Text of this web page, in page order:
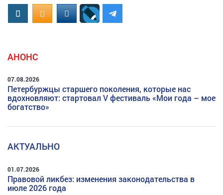
ВконтактеOK.RUMAIL.RU
АНОНС
07.08.2026
Петербуржцы старшего поколения, которые нас
вдохновляют: стартовал V фестиваль «Мои года – мое
богатство»
АКТУАЛЬНО
01.07.2026
Правовой ликбез: изменения законодательства в
июле 2026 года